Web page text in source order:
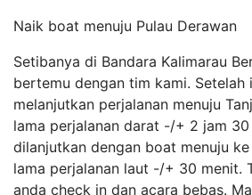
Naik boat menuju Pulau Derawan
Setibanya di Bandara Kalimarau
bertemu dengan tim kami. Setelah
melanjutkan perjalanan menuju
lama perjalanan darat -/+ 2 jam
dilanjutkan dengan boat menuju
lama perjalanan laut -/+ 30 menit.
anda check in dan acara bebas.